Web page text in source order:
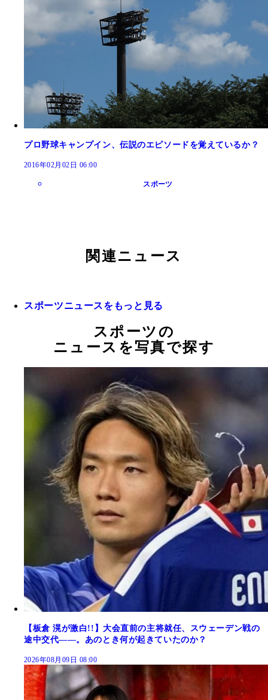
プロ野球キャンプイン、伝説のエピソードを覚えているか？
2016年02月02日 06:00
スポーツ
関連ニュース
スポーツニュースをもっと見る
スポーツの
ニュースを写真で探す
【板倉 滉が激白!!】大会直前の主将就任、スウェーデン戦の
途中交代――。あのとき何が起きていたのか？
2026年08月09日 08:00